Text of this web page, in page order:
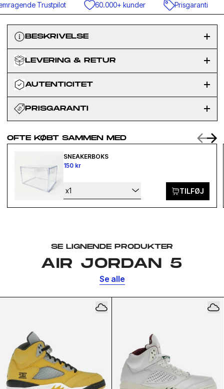
Trustpilot 60.000+ kunder Prisgaranti
BESKRIVELSE
LEVERING & RETUR
AUTENTICITET
PRISGARANTI
OFTE KØBT SAMMEN MED
SNEAKERBOKS
150 kr
x1 TILFØJ
SE LIGNENDE PRODUKTER
AIR JORDAN 5
Se alle